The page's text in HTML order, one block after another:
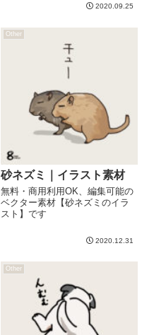
2020.09.25
Other
砂ネズミ｜イラスト素材
無料・商用利用OK、編集可能の
ベクター素材【砂ネズミのイラ
スト】です
2020.12.31
Other